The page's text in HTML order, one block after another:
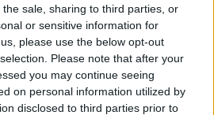
sale, sharing to third parties, or
or sensitive information for
please use the below opt-out
Please note that after your
you may continue seeing
on personal information utilized by
disclosed to third parties prior to
estudos: França